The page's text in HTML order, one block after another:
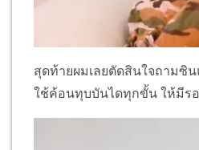
สุดท้ายผมเลยตัดสินใจถามซิน
ใช้ค้อนทุบบันไดทุกขั้น ให้มีรอ